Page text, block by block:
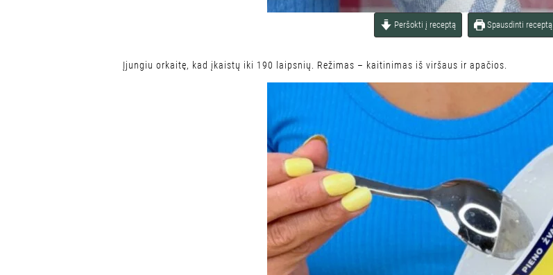
Peršokti į receptą Spausdinti receptą
Įjungiu orkaitę, kad įkaistų iki 190 laipsnių. Režimas – kaitinimas iš viršaus ir apačios.